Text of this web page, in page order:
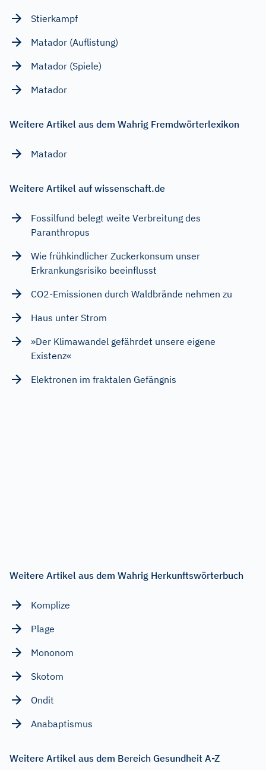
Stierkampf
Matador (Auflistung)
Matador (Spiele)
Matador
Weitere Artikel aus dem Wahrig Fremdwörterlexikon
Matador
Weitere Artikel auf wissenschaft.de
Fossilfund belegt weite Verbreitung des
Paranthropus
Wie frühkindlicher Zuckerkonsum unser
Erkrankungsrisiko beeinflusst
CO2-Emissionen durch Waldbrände nehmen zu
Haus unter Strom
»Der Klimawandel gefährdet unsere eigene
Existenz«
Elektronen im fraktalen Gefängnis
Weitere Artikel aus dem Wahrig Herkunftswörterbuch
Komplize
Plage
Mononom
Skotom
Ondit
Anabaptismus
Weitere Artikel aus dem Bereich Gesundheit A-Z